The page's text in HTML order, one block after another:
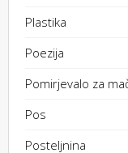
Plastika
Poezija
Pomirjevalo za
Pos
Posteljnina